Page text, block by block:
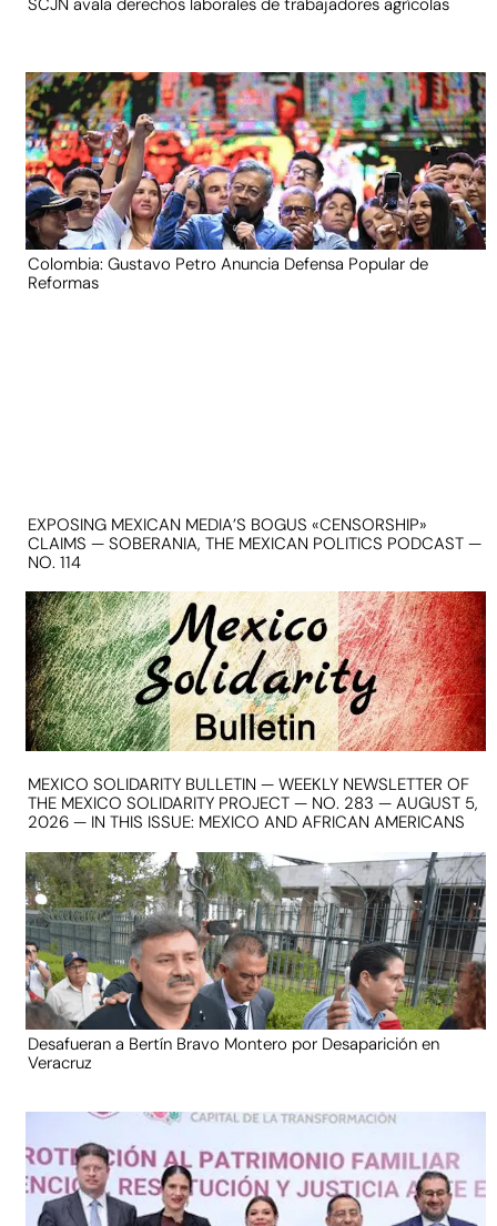
Colombia: Gustavo Petro Anuncia Defensa Popular de
Reformas
EXPOSING MEXICAN MEDIA’S BOGUS «CENSORSHIP»
CLAIMS — SOBERANIA, THE MEXICAN POLITICS PODCAST —
NO. 114
MEXICO SOLIDARITY BULLETIN — WEEKLY NEWSLETTER OF
THE MEXICO SOLIDARITY PROJECT — NO. 283 — AUGUST 5,
2026 — IN THIS ISSUE: MEXICO AND AFRICAN AMERICANS
Desafueran a Bertín Bravo Montero por Desaparición en
Veracruz